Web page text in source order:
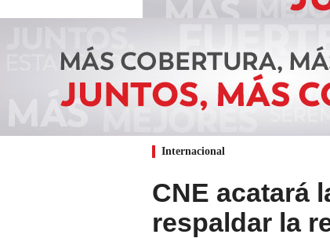
Internacional
CNE acatará
respaldar la